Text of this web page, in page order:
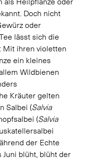
Doch nicht
oder
lässt sich die
Mit ihren violetten
ein kleines
Wildbienen
Kräuter gelten
Salbei (Salvia
(Salvia
der Echte
blüht, blüht der